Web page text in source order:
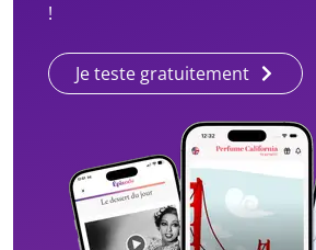
!
Je teste gratuitement